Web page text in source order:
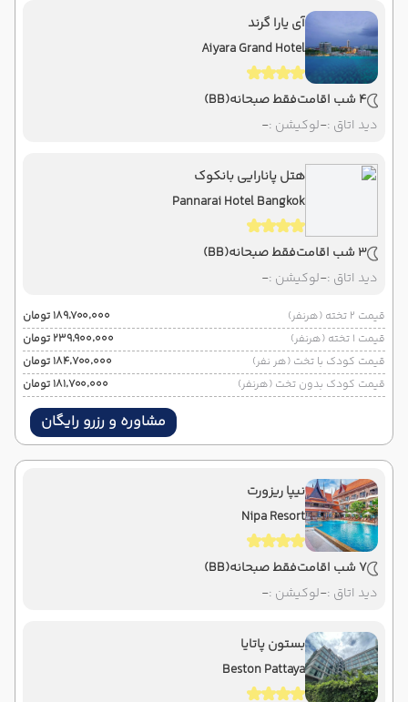
آی یارا گرند
Aiyara Grand Hotel
4 شب اقامت فقط صبحانه(BB)
دید اتاق :-لوکیشن :-
هتل پانارایی بانکوک
Pannarai Hotel Bangkok
3 شب اقامت فقط صبحانه(BB)
دید اتاق :-لوکیشن :-
قیمت 2 تخته (هرنفر)
۱۸۹٬۷۰۰٬۰۰۰ تومان
قیمت 1 تخته (هرنفر)
۲۳۹٬۹۰۰٬۰۰۰ تومان
قیمت کودک با تخت (هر نفر)
۱۸۴٬۷۰۰٬۰۰۰ تومان
قیمت کودک بدون تخت (هرنفر)
۱۸۱٬۷۰۰٬۰۰۰ تومان
مشاوره و رزرو رایگان
نیپا ریزورت
Nipa Resort
7 شب اقامت فقط صبحانه(BB)
دید اتاق :-لوکیشن :-
بستون پاتایا
Beston Pattaya